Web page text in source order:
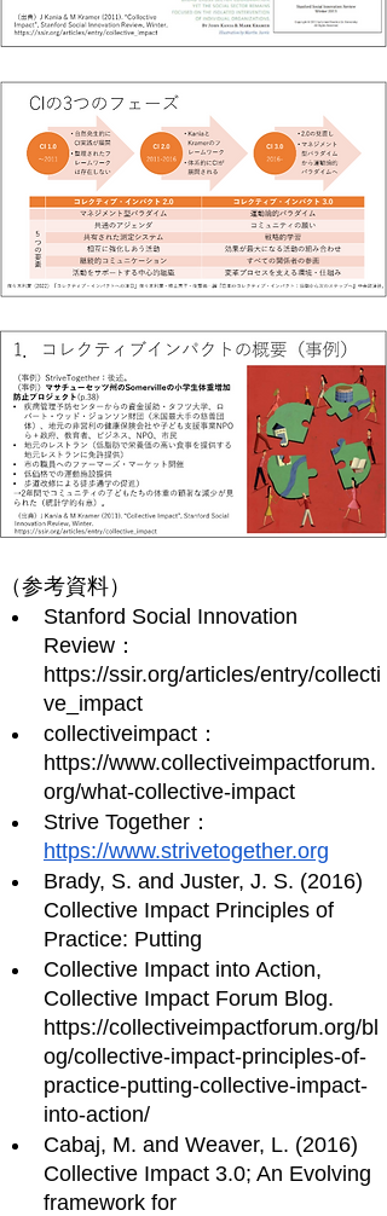
（参考資料）
Stanford Social Innovation
Review：
https://ssir.org/articles/entry/collecti
ve_impact
collectiveimpact：
https://www.collectiveimpactforum.
org/what-collective-impact
Strive Together：
https://www.strivetogether.org
Brady, S. and Juster, J. S. (2016)
Collective Impact Principles of
Practice: Putting
Collective Impact into Action,
Collective Impact Forum Blog.
https://collectiveimpactforum.org/bl
og/collective-impact-principles-of-
practice-putting-collective-impact-
into-action/
Cabaj, M. and Weaver, L. (2016)
Collective Impact 3.0; An Evolving
framework for